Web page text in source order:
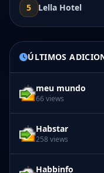
5 Lella Hotel
ÚLTIMOS
meu mundo
66 views
Habstar
258 views
Habbinfo